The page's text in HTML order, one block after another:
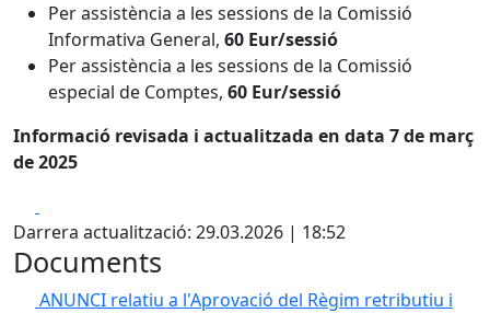
Per assistència a les sessions de la Comissió
Informativa General, 60 Eur/sessió
Per assistència a les sessions de la Comissió
especial de Comptes, 60 Eur/sessió
Informació revisada i actualitzada en data 7 de març
de 2025
Darrera actualització: 29.03.2026 | 18:52
Documents
ANUNCI relatiu a l'Aprovació del Règim retributiu i